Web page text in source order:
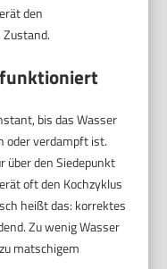
den
funktioniert
bis das Wasser
oder verdampft ist.
über den Siedepunkt
oft den Kochzyklus
heißt das: korrektes
Zu wenig Wasser
matschigem